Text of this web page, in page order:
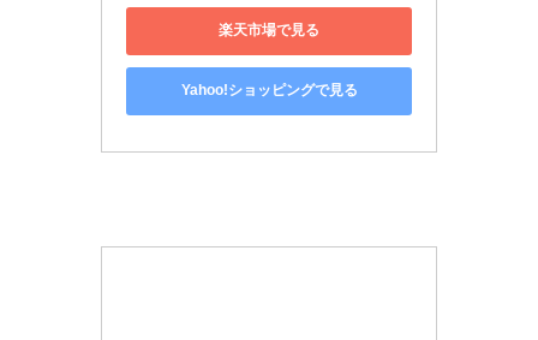
楽天市場で見る
Yahoo!ショッピングで見る